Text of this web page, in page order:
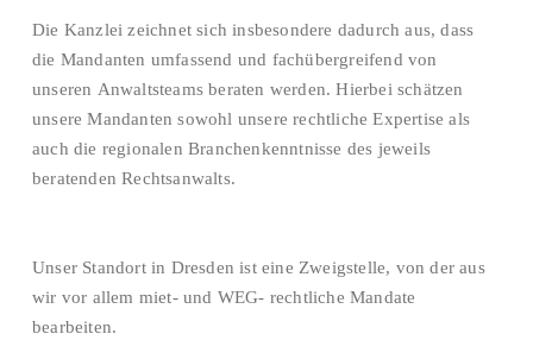
Die Kanzlei zeichnet sich insbesondere dadurch aus, dass
die Mandanten umfassend und fachübergreifend von
unseren Anwaltsteams beraten werden. Hierbei schätzen
unsere Mandanten sowohl unsere rechtliche Expertise als
auch die regionalen Branchenkenntnisse des jeweils
beratenden Rechtsanwalts.
Unser Standort in Dresden ist eine Zweigstelle, von der aus
wir vor allem miet- und WEG- rechtliche Mandate
bearbeiten.